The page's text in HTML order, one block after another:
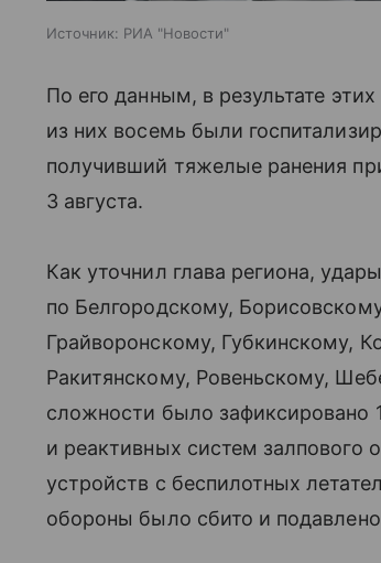
Источник: РИА "Новости"
По его данным, в результате
из них восемь были
получивший тяжелые ранения
3 августа.
Как уточнил глава региона,
по Белгородскому,
Грайворонскому, Губкинскому,
Ракитянскому, Ровеньскому,
сложности было зафиксировано
и реактивных систем залпового
устройств с беспилотных
обороны было сбито и